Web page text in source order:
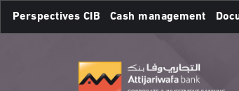
contenu
Perspectives CIB Cash management